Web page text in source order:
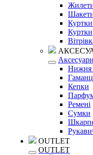
Куртки
Куртки
Аксесуари
Нижня
Кепки
Ремені
Сумки
OUTLET
OUTLET